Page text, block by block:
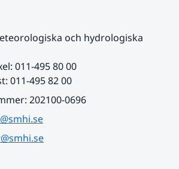
och hydrologiska
011-495 80 00
011-495 82 00
202100-0696